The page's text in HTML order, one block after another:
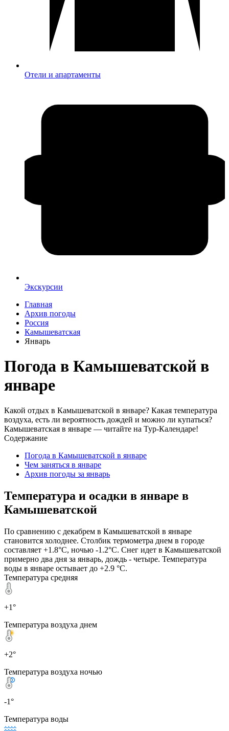
Отели и апартаменты
Экскурсии
Главная
Архив погоды
Россия
Камышеватская
Январь
Погода в Камышеватской в
январе
Какой отдых в Камышеватской в январе? Какая температура
воздуха, есть ли вероятность дождей и можно ли купаться?
Камышеватская в январе — читайте на Тур-Календаре!
Содержание
Погода в Камышеватской в январе
Чем заняться в январе
Архив погоды за январь
Температура и осадки в январе в
Камышеватской
По сравнению с декабрем в Камышеватской в январе
становится холоднее. Столбик термометра днем в городе
составляет +1.8°C, ночью -1.2°C. Снег идет в Камышеватской
примерно два дня за январь, дождь - четыре. Температура
воды в январе остывает до +2.9 °C.
Температура средняя
+1°
Температура воздуха днем
+2°
Температура воздуха ночью
-1°
Температура воды